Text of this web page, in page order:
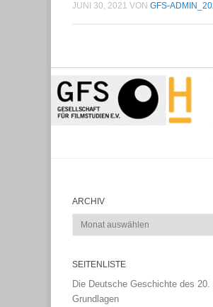
JUNI 30, 2021 VON GFS-
ARCHIV
Archiv
SEITENLISTE
Die Deutsche Geschichte des
Grundlagen